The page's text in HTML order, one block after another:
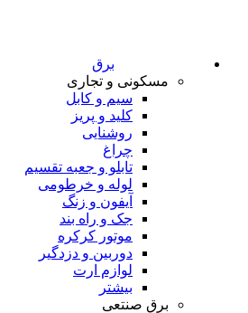
برق
مسکونی و تجاری
سیم و کابل
کلید و پریز
روشنایی
چراغ
تابلو و جعبه تقسیم
لوله و خرطومی
آیفون و زنگ
جک و راه بند
موتور کرکره
دوربین و دزدگیر
لوازم ارت
بیشتر
برق صنتعی